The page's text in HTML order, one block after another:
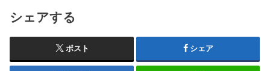
シェアする
ポスト シェア